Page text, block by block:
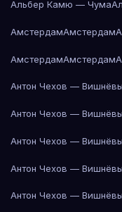
Альбер Камю — Чума
АмстердамАмстердам
АмстердамАмстердам
Антон Чехов —
Антон Чехов —
Антон Чехов —
Антон Чехов —
Антон Чехов —